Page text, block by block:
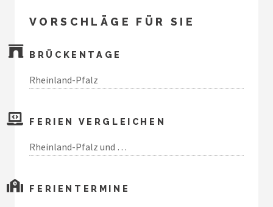
VORSCHLÄGE FÜR SIE
BRÜCKENTAGE
Rheinland-Pfalz
FERIEN VERGLEICHEN
Rheinland-Pfalz und …
FERIENTERMINE